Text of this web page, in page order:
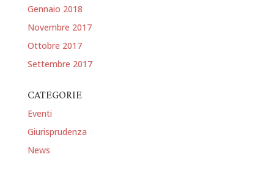
Gennaio 2018
Novembre 2017
Ottobre 2017
Settembre 2017
CATEGORIE
Eventi
Giurisprudenza
News